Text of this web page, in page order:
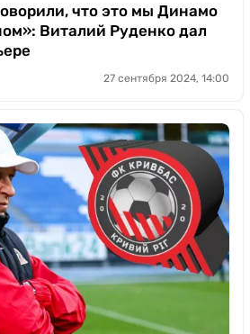
что это мы Динамо
Виталий Руденко дал
27 сентября 2024, 14:00